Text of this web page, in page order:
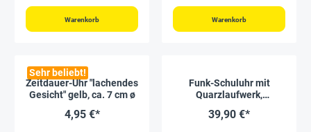
Warenkorb Warenkorb
Sehr beliebt!
Zeitdauer-Uhr "lachendes
Gesicht" gelb, ca. 7 cm ø
4,95 €*
Funk-Schuluhr mit
Quarzlaufwerk,
Sekundenzeiger, 30,5 cm
39,90 €*